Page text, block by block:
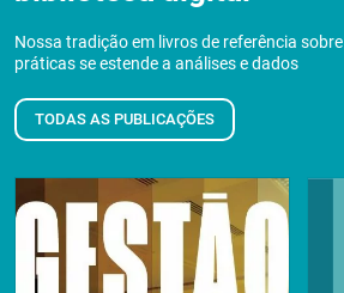
Nossa tradição em livros de referência
práticas se estende a análises e dados
TODAS AS PUBLICAÇÕES